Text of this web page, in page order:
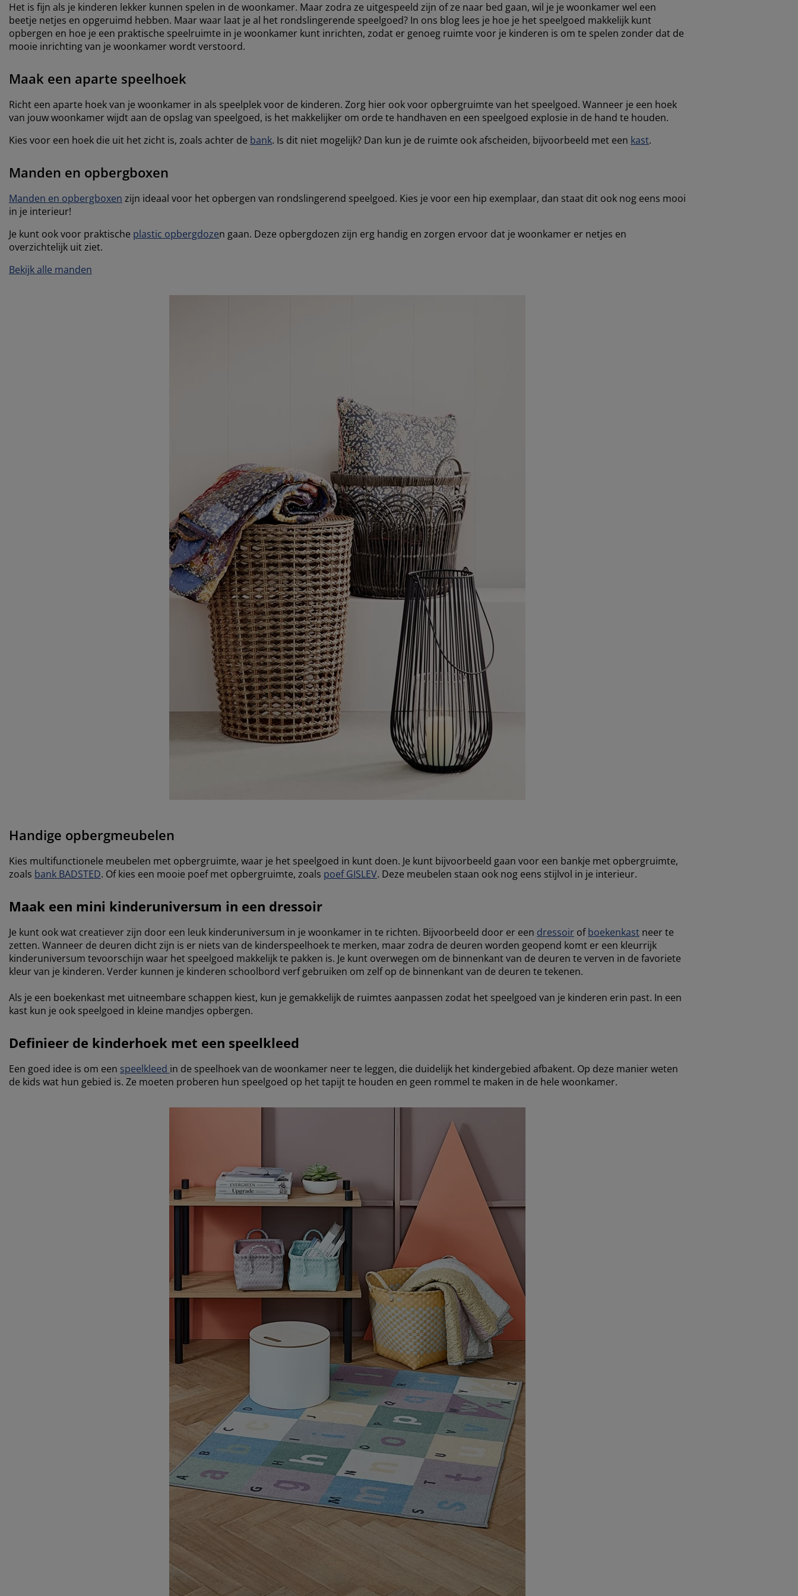
Het is fijn als je kinderen lekker kunnen spelen in de woonkamer. Maar zodra ze uitgespeeld zijn of ze naar bed gaan, wil je je woonkamer wel een
beetje netjes en opgeruimd hebben. Maar waar laat je al het rondslingerende speelgoed? In ons blog lees je hoe je het speelgoed makkelijk kunt
opbergen en hoe je een praktische speelruimte in je woonkamer kunt inrichten, zodat er genoeg ruimte voor je kinderen is om te spelen zonder dat de
mooie inrichting van je woonkamer wordt verstoord.
Maak een aparte speelhoek
Richt een aparte hoek van je woonkamer in als speelplek voor de kinderen. Zorg hier ook voor opbergruimte van het speelgoed. Wanneer je een hoek
van jouw woonkamer wijdt aan de opslag van speelgoed, is het makkelijker om orde te handhaven en een speelgoed explosie in de hand te houden.
Kies voor een hoek die uit het zicht is, zoals achter de bank. Is dit niet mogelijk? Dan kun je de ruimte ook afscheiden, bijvoorbeeld met een kast.
Manden en opbergboxen
Manden en opbergboxen zijn ideaal voor het opbergen van rondslingerend speelgoed. Kies je voor een hip exemplaar, dan staat dit ook nog eens mooi
in je interieur!
Je kunt ook voor praktische plastic opbergdozen gaan. Deze opbergdozen zijn erg handig en zorgen ervoor dat je woonkamer er netjes en
overzichtelijk uit ziet.
Bekijk alle manden
Handige opbergmeubelen
Kies multifunctionele meubelen met opbergruimte, waar je het speelgoed in kunt doen. Je kunt bijvoorbeeld gaan voor een bankje met opbergruimte,
zoals bank BADSTED. Of kies een mooie poef met opbergruimte, zoals poef GISLEV. Deze meubelen staan ook nog eens stijlvol in je interieur.
Maak een mini kinderuniversum in een dressoir
Je kunt ook wat creatiever zijn door een leuk kinderuniversum in je woonkamer in te richten. Bijvoorbeeld door er een dressoir ofboekenkast neer te
zetten. Wanneer de deuren dicht zijn is er niets van de kinderspeelhoek te merken, maar zodra de deuren worden geopend komt er een kleurrijk
kinderuniversum tevoorschijn waar het speelgoed makkelijk te pakken is. Je kunt overwegen om de binnenkant van de deuren te verven in de favoriete
kleur van je kinderen. Verder kunnen je kinderen schoolbord verf gebruiken om zelf op de binnenkant van de deuren te tekenen.
Als je een boekenkast met uitneembare schappen kiest, kun je gemakkelijk de ruimtes aanpassen zodat het speelgoed van je kinderen erin past. In een
kast kun je ook speelgoed in kleine mandjes opbergen.
Definieer de kinderhoek met een speelkleed
Een goed idee is om een speelkleed in de speelhoek van de woonkamer neer te leggen, die duidelijk het kindergebied afbakent. Op deze manier weten
de kids wat hun gebied is. Ze moeten proberen hun speelgoed op het tapijt te houden en geen rommel te maken in de hele woonkamer.